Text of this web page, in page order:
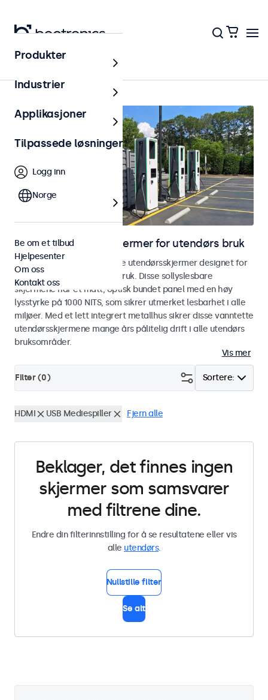
Hjem
Skjermer og touchskjermer for utendørs bruk
Utforsk våre værbestandige utendørsskjermer designet for
industriell og kommersiell bruk. Disse sollyslesbare
skjermene har et matt, optisk bundet panel med en høy
lysstyrke på 1000 NITS, som sikrer utmerket lesbarhet i alle
miljøer. Med et lett integrert metallhus sikrer disse vanntette
utendørsskjermene mange års pålitelig drift i alle utendørs
bruksområder.
Vis mer
Sortere:
Filter (0)
HDMI USB Mediespiller Fjern alle
Beklager, det finnes ingen
skjermer som samsvarer
med filtrene dine.
Endre din filterinnstilling for å se resultatene eller vis
alle utendørs.
Nullstille filter
Se alt
Produkter
Industrier
Applikasjoner
Tilpassede løsninger
Logg inn
Norge
Be om et tilbud
Hjelpesenter
Om oss
Kontakt oss